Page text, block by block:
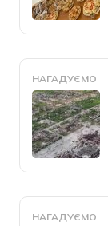
НАГАДУЄМО
НАГАДУЄМО